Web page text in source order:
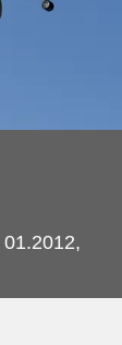
01.2012,